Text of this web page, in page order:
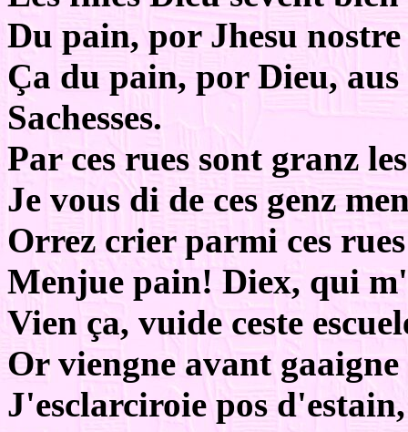
Du pain, por Jhesu
Ça du pain, por Dieu, aus
Sachesses.
Par ces rues sont granz
Je vous di de ces genz
Orrez crier parmi ces
Menjue pain! Diex, qui
Vien ça, vuide ceste
Or viengne avant
J'esclarciroie pos d'estain,